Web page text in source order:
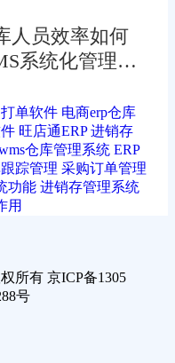
人员效率如何
系统化管理提
打单软件 电商erp仓库
旺店通ERP 进销存
仓库管理系统 ERP
踪管理 采购订单管理
功能 进销存管理系统
用
所有 京ICP备1305
号